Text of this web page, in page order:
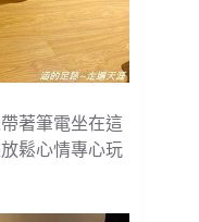
著筆電坐在這
鬆心情專心玩